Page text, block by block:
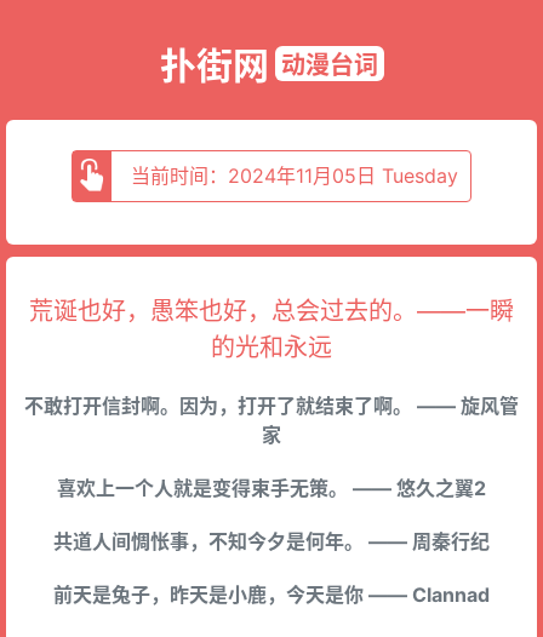
扑街网 动漫台词
当前时间：2024年11月05日 Tuesday
荒诞也好，愚笨也好，总会过去的。——一瞬
的光和永远
不敢打开信封啊。因为，打开了就结束了啊。 —— 旋风管
家
喜欢上一个人就是变得束手无策。 —— 悠久之翼2
共道人间惆怅事，不知今夕是何年。 —— 周秦行纪
前天是兔子，昨天是小鹿，今天是你 —— Clannad